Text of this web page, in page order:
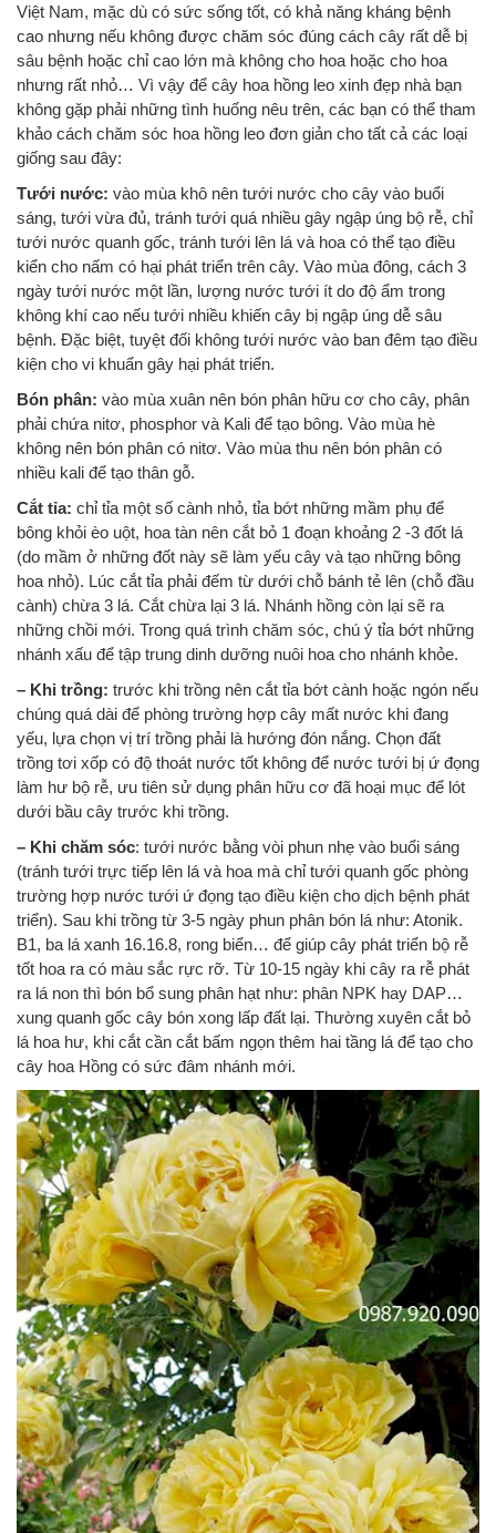
Việt Nam, mặc dù có sức sống tốt, có khả năng kháng bệnh
cao nhưng nếu không được chăm sóc đúng cách cây rất dễ bị
sâu bệnh hoặc chỉ cao lớn mà không cho hoa hoặc cho hoa
nhưng rất nhỏ… Vì vậy để cây hoa hồng leo xinh đẹp nhà bạn
không gặp phải những tình huống nêu trên, các bạn có thể tham
khảo cách chăm sóc hoa hồng leo đơn giản cho tất cả các loại
giống sau đây:
Tưới nước: vào mùa khô nên tưới nước cho cây vào buổi
sáng, tưới vừa đủ, tránh tưới quá nhiều gây ngập úng bộ rễ, chỉ
tưới nước quanh gốc, tránh tưới lên lá và hoa có thể tạo điều
kiển cho nấm có hại phát triển trên cây. Vào mùa đông, cách 3
ngày tưới nước một lần, lượng nước tưới ít do độ ẩm trong
không khí cao nếu tưới nhiều khiến cây bị ngập úng dễ sâu
bệnh. Đặc biệt, tuyệt đối không tưới nước vào ban đêm tạo điều
kiện cho vi khuẩn gây hại phát triển.
Bón phân: vào mùa xuân nên bón phân hữu cơ cho cây, phân
phải chứa nitơ, phosphor và Kali để tạo bông. Vào mùa hè
không nên bón phân có nitơ. Vào mùa thu nên bón phân có
nhiều kali để tạo thân gỗ.
Cắt tỉa: chỉ tỉa một số cành nhỏ, tỉa bớt những mầm phụ để
bông khỏi èo uột, hoa tàn nên cắt bỏ 1 đoạn khoảng 2 -3 đốt lá
(do mầm ở những đốt này sẽ làm yếu cây và tạo những bông
hoa nhỏ). Lúc cắt tỉa phải đếm từ dưới chỗ bánh tẻ lên (chỗ đầu
cành) chừa 3 lá. Cắt chừa lại 3 lá. Nhánh hồng còn lại sẽ ra
những chồi mới. Trong quá trình chăm sóc, chú ý tỉa bớt những
nhánh xấu để tập trung dinh dưỡng nuôi hoa cho nhánh khỏe.
– Khi trồng: trước khi trồng nên cắt tỉa bớt cành hoặc ngón nếu
chúng quá dài để phòng trường hợp cây mất nước khi đang
yếu, lựa chọn vị trí trồng phải là hướng đón nắng. Chọn đất
trồng tơi xốp có độ thoát nước tốt không để nước tưới bị ứ đọng
làm hư bộ rễ, ưu tiên sử dụng phân hữu cơ đã hoại mục để lót
dưới bầu cây trước khi trồng.
– Khi chăm sóc: tưới nước bằng vòi phun nhẹ vào buổi sáng
(tránh tưới trực tiếp lên lá và hoa mà chỉ tưới quanh gốc phòng
trường hợp nước tưới ứ đọng tạo điều kiện cho dịch bệnh phát
triển). Sau khi trồng từ 3-5 ngày phun phân bón lá như: Atonik.
B1, ba lá xanh 16.16.8, rong biển… để giúp cây phát triển bộ rễ
tốt hoa ra có màu sắc rực rỡ. Từ 10-15 ngày khi cây ra rễ phát
ra lá non thì bón bổ sung phân hạt như: phân NPK hay DAP…
xung quanh gốc cây bón xong lấp đất lại. Thường xuyên cắt bỏ
lá hoa hư, khi cắt cần cắt bấm ngọn thêm hai tầng lá để tạo cho
cây hoa Hồng có sức đâm nhánh mới.